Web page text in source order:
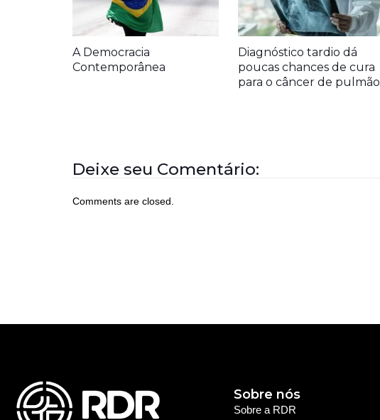
A Democracia
Contemporânea
Diagnóstico tardio dá
poucas chances de cura
para o câncer de pulmão
Deixe seu Comentário:
Comments are closed.
Sobre a RDR
Sobre nós